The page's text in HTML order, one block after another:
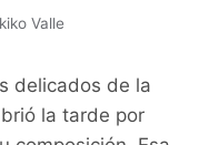
Valle
delicados de la
la tarde por